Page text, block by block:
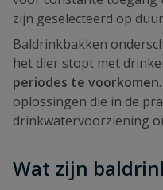
zijn geselecteerd op
Baldrinkbakken
het dier stopt met
periodes te voorkomen
oplossingen die in de
drinkwatervoorziening
Wat zijn